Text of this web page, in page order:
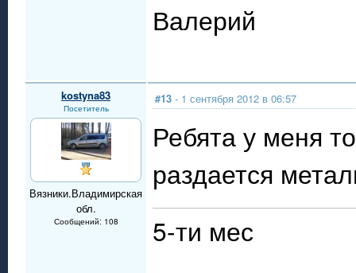
Валерий
kostyna83
Посетитель
Вязники.Владимирская
обл.
Сообщений: 108
#13 - 1 сентября 2012 в 06:57
Ребята у меня
раздается
5-ти мес